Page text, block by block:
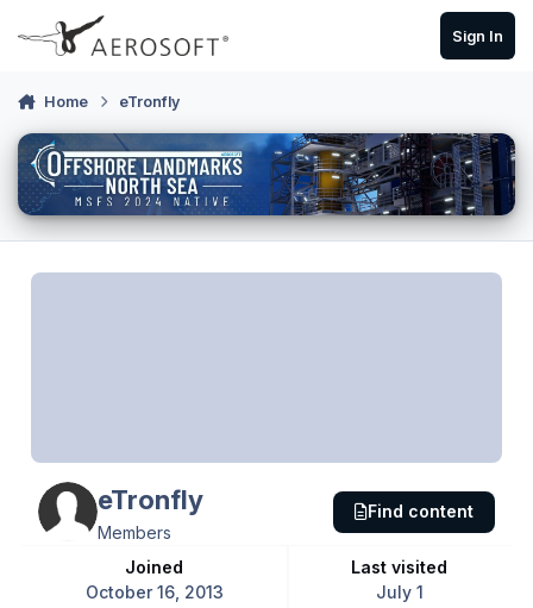
Skip to content
Sign In
Home eTronfly
eTronfly
Members
Joined
October 16, 2013
Last visited
July 1
Find content